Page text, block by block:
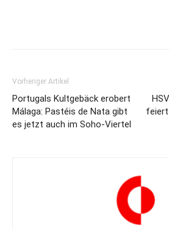
Vorheriger Artikel
Portugals Kultgebäck erobert
Málaga: Pastéis de Nata gibt
es jetzt auch im Soho-Viertel
feiert